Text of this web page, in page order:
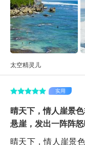
太空精灵儿
实用
晴天下，情人崖景
悬崖，发出一阵阵怒
晴天下，情人崖景